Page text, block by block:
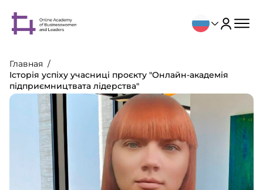
Главная
Історія успіху учасниці проєкту "Онлайн-академія
підприємництвата лідерства"